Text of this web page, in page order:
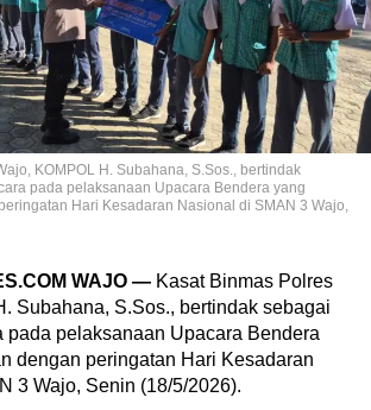
KOMPOL H. Subahana, S.Sos., bertindak
pada pelaksanaan Upacara Bendera yang
Hari Kesadaran Nasional di SMAN 3 Wajo,
WAJO — Kasat Binmas Polres
Subahana, S.Sos., bertindak sebagai
pada pelaksanaan Upacara Bendera
dengan peringatan Hari Kesadaran
3 Wajo, Senin (18/5/2026).